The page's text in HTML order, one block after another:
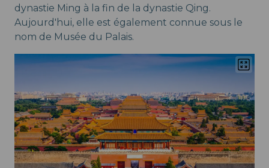
dynastie Ming à la fin de la dynastie Qing.
Aujourd'hui, elle est également connue sous le
nom de Musée du Palais.